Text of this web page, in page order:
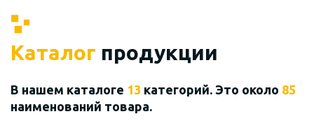
Каталог продукции
В нашем каталоге 13 категорий. Это около 85
наименований товара.